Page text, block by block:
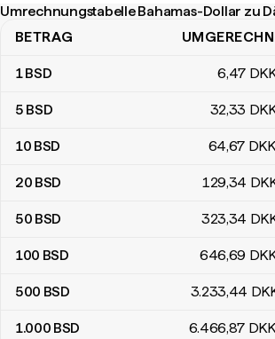
Umrechnungstabelle Bahamas-Dollar zu
Umrechnungstabelle Bahamas-Dollar zu
BETRAG
1BSD 6,47
5 BSD 32,33
10 BSD 64,67 DKK
20 BSD 129,34
50 BSD 323,34
100 BSD 646,69
500 BSD 3.233,44
1.000 BSD 6.466,87 DKK